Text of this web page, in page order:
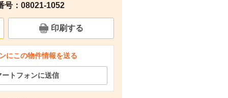
号：08021-1052
印刷する
にこの物件情報を送る
トフォンに送信